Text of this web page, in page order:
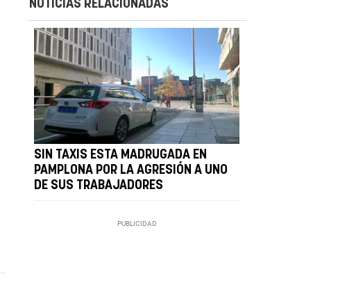
NOTICIAS RELACIONADAS
SIN TAXIS ESTA MADRUGADA EN
PAMPLONA POR LA AGRESIÓN A UNO
DE SUS TRABAJADORES